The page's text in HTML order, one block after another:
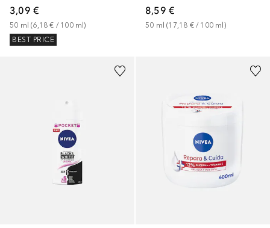
3,09 €
50 ml (6,18 € / 100 ml)
BEST PRICE
8,59 €
50 ml (17,18 € / 100 ml )